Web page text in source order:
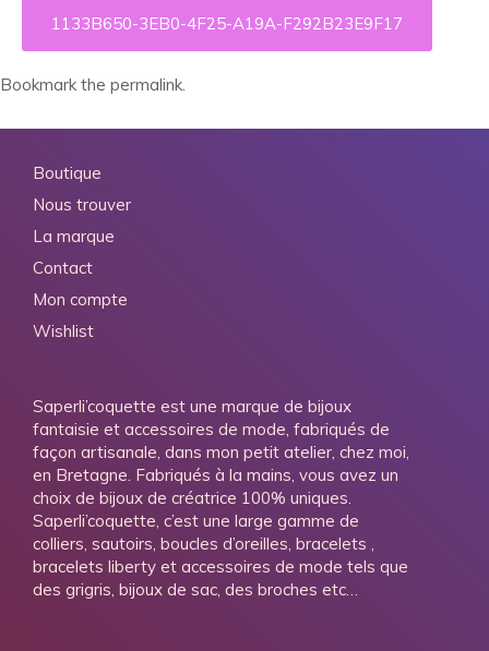
1133B650-3EB0-4F25-A19A-F292B23E9F17
Bookmark the permalink.
Boutique
Nous trouver
La marque
Contact
Mon compte
Wishlist
Saperli’coquette est une marque de bijoux
fantaisie et accessoires de mode, fabriqués de
façon artisanale, dans mon petit atelier, chez moi,
en Bretagne. Fabriqués à la mains, vous avez un
choix de bijoux de créatrice 100% uniques.
Saperli’coquette, c’est une large gamme de
colliers, sautoirs, boucles d’oreilles, bracelets ,
bracelets liberty et accessoires de mode tels que
des grigris, bijoux de sac, des broches etc…